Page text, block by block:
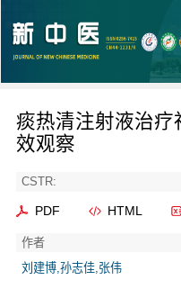
痰热清注射液治疗
效观察
CSTR:
PDF HTML
作者
刘建博,孙志佳,张伟